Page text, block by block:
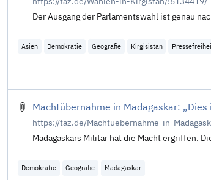
Der Ausgang der Parlamentswahl ist genau
Asien Demokratie Geografie Kirgisistan
Machtübernahme in Madagaskar: „Dies
https://taz.de/Machtuebernahme-in-
Madagaskars Militär hat die Macht ergriffen.
Demokratie Geografie Madagaskar